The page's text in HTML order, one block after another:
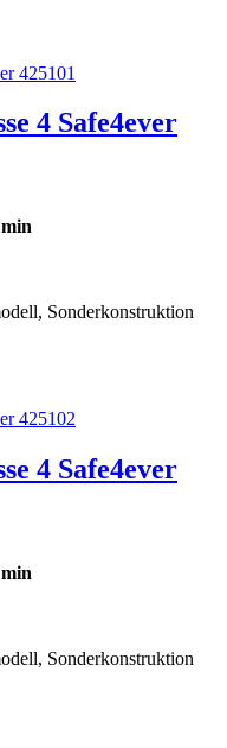
4 Safe4ever
Sonderkonstruktion
4 Safe4ever
Sonderkonstruktion